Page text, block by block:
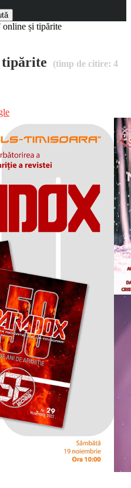
online și tipărite
tipărite (timp de citire: 4